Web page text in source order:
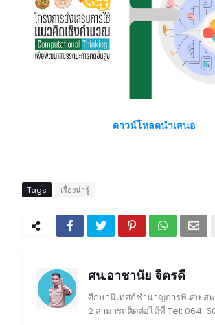
ดาวน์โหลดนำเสนอ
Tags เรื่องน่ารู้
ศน.อาชานัย จิตรดี
ศึกษานิเทศก์ชำนาญการพิเศษ ส
2 สามารถติดต่อได้ที่ Tel: 064-